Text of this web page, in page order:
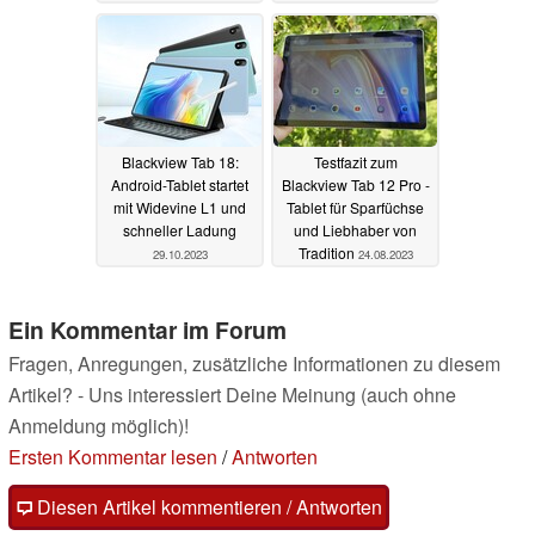
Blackview Tab 18:
Android-Tablet startet
mit Widevine L1 und
schneller Ladung
29.10.2023
Testfazit zum
Blackview Tab 12 Pro -
Tablet für Sparfüchse
und Liebhaber von
Tradition 24.08.2023
Ein Kommentar im Forum
Fragen, Anregungen, zusätzliche Informationen zu diesem
Artikel? - Uns interessiert Deine Meinung (auch ohne
Anmeldung möglich)!
Ersten Kommentar lesen /Antworten
Diesen Artikel kommentieren / Antworten